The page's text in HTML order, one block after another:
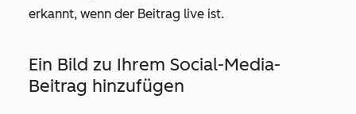
erkannt, wenn der Beitrag live ist.
Ein Bild zu Ihrem Social-Media-
Beitrag hinzufügen